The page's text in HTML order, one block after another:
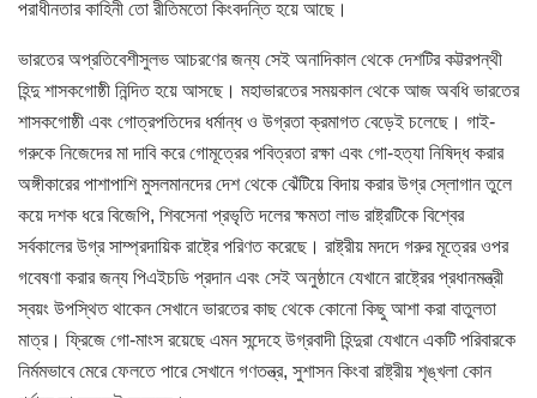
পরাধীনতার কাহিনী তো রীতিমতো কিংবদন্তি হয়ে আছে।
ভারতের অপ্রতিবেশীসুলভ আচরণের জন্য সেই অনাদিকাল থেকে দেশটির কট্টরপন্থী
হিন্দু শাসকগোষ্ঠী নিন্দিত হয়ে আসছে। মহাভারতের সময়কাল থেকে আজ অবধি ভারতের
শাসকগোষ্ঠী এবং গোত্রপতিদের ধর্মান্ধ ও উগ্রতা ক্রমাগত বেড়েই চলেছে। গাই-
গরুকে নিজেদের মা দাবি করে গোমূত্রের পবিত্রতা রক্ষা এবং গো-হত্যা নিষিদ্ধ করার
অঙ্গীকারের পাশাপাশি মুসলমানদের দেশ থেকে ঝেঁটিয়ে বিদায় করার উগ্র স্লোগান তুলে
কয়ে দশক ধরে বিজেপি, শিবসেনা প্রভৃতি দলের ক্ষমতা লাভ রাষ্ট্রটিকে বিশ্বের
সর্বকালের উগ্র সাম্প্রদায়িক রাষ্ট্রে পরিণত করেছে। রাষ্ট্রীয় মদদে গরুর মূত্রের ওপর
গবেষণা করার জন্য পিএইচডি প্রদান এবং সেই অনুষ্ঠানে যেখানে রাষ্ট্রের প্রধানমন্ত্রী
স্বয়ং উপস্থিত থাকেন সেখানে ভারতের কাছ থেকে কোনো কিছু আশা করা বাতুলতা
মাত্র। ফ্রিজে গো-মাংস রয়েছে এমন সন্দেহে উগ্রবাদী হিন্দুরা যেখানে একটি পরিবারকে
নির্মমভাবে মেরে ফেলতে পারে সেখানে গণতন্ত্র, সুশাসন কিংবা রাষ্ট্রীয় শৃঙ্খলা কোন